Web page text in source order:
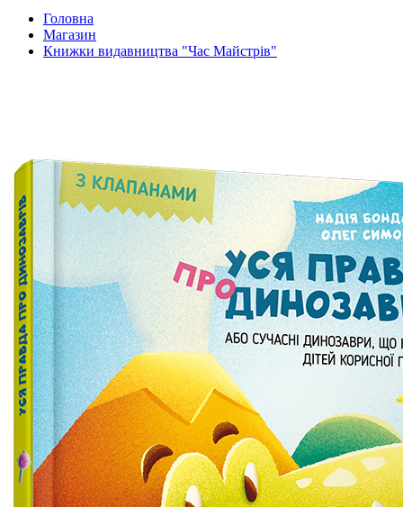
Головна
Магазин
Книжки видавництва "Час Майстрів"